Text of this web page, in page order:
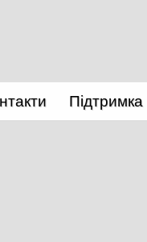
Підтримка